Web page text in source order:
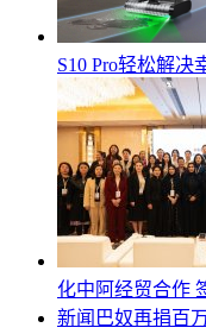
S10 Pro轻松解决
化中阿经贸合作
新闻 巴奴再捐百